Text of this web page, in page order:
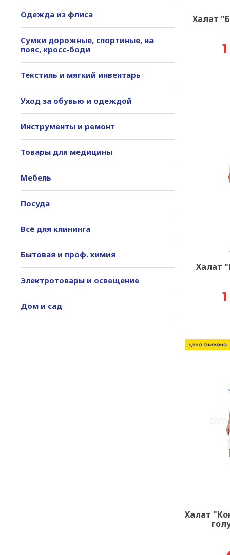
Одежда из флиса
Сумки дорожные, спортиные, на
пояс, кросс-боди
Текстиль и мягкий инвентарь
Уход за обувью и одеждой
Инструменты и ремонт
Товары для медицины
Мебель
Посуда
Всё для клининга
Бытовая и проф. химия
Электротовары и освещение
Дом и сад
Халат
Халат
Халат